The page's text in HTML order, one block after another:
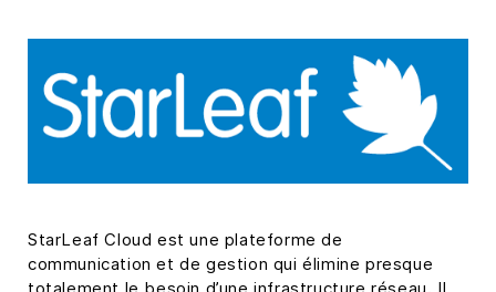
StarLeaf Cloud est une plateforme de
communication et de gestion qui élimine presque